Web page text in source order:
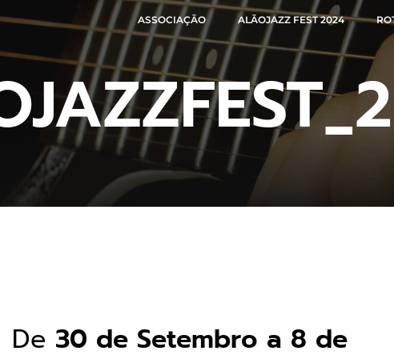
ASSOCIAÇÃO ALÃOJAZZ FEST 2024
De 30 de Setembro a 8 de